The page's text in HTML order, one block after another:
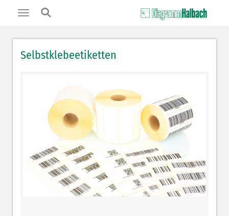
Toggle
Selbstklebeetiketten